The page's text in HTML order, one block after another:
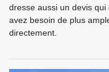
dresse aussi un devis
avez besoin de plus
directement.